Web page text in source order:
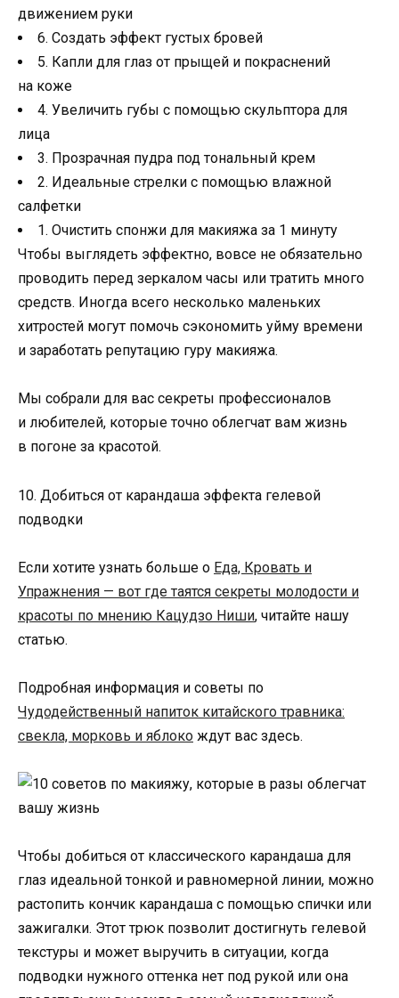
движением руки
6. Создать эффект густых бровей
5. Капли для глаз от прыщей и покраснений
на коже
4. Увеличить губы с помощью скульптора для
лица
3. Прозрачная пудра под тональный крем
2. Идеальные стрелки с помощью влажной
салфетки
1. Очистить спонжи для макияжа за 1 минуту
Чтобы выглядеть эффектно, вовсе не обязательно
проводить перед зеркалом часы или тратить много
средств. Иногда всего несколько маленьких
хитростей могут помочь сэкономить уйму времени
и заработать репутацию гуру макияжа.
Мы собрали для вас секреты профессионалов
и любителей, которые точно облегчат вам жизнь
в погоне за красотой.
10. Добиться от карандаша эффекта гелевой
подводки
Если хотите узнать больше о Еда, Кровать и
Упражнения — вот где таятся секреты молодости и
красоты по мнению Кацудзо Ниши, читайте нашу
статью.
Подробная информация и советы по
Чудодейственный напиток китайского травника:
свекла, морковь и яблоко ждут вас здесь.
Чтобы добиться от классического карандаша для
глаз идеальной тонкой и равномерной линии, можно
растопить кончик карандаша с помощью спички или
зажигалки. Этот трюк позволит достигнуть гелевой
текстуры и может выручить в ситуации, когда
подводки нужного оттенка нет под рукой или она